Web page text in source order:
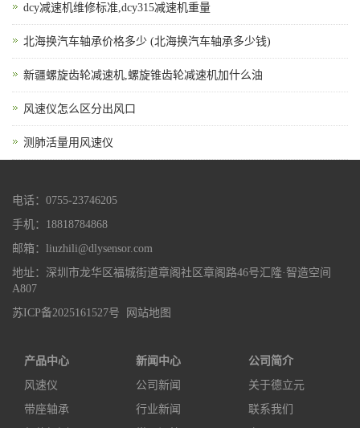
dcy减速机维修标准,dcy315减速机重量
北海换汽车轴承价格多少 (北海换汽车轴承多少钱)
新疆螺旋齿轮减速机,螺旋锥齿轮减速机加什么油
风速仪怎么区分出风口
测肺活量用风速仪
电话：0755-23746205
手机：18818784868
邮箱：liuzhili@dlysensor.com
地址：深圳市龙华区福城街道章阁社区章阁路46号汇隆·智造空间
A807
苏ICP备2025161527号
网站地图
产品中心
风速仪
带座轴承
新闻中心
公司新闻
行业新闻
公司简介
关于德立元
联系我们